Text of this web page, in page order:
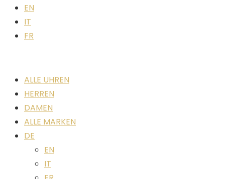
EN
IT
FR
ALLE UHREN
HERREN
DAMEN
ALLE MARKEN
DE
EN
IT